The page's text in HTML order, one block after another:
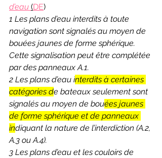
d’eau (DE)
1 Les plans d’eau interdits à toute
navigation sont signalés au moyen de
bouées jaunes de forme sphérique.
Cette signalisation peut être complétée
par des panneaux A.1.
2 Les plans d’eau interdits à certaines
catégories de bateaux seulement sont
signalés au moyen de bouées jaunes
de forme sphérique et de panneaux
indiquant la nature de l’interdiction (A.2,
A.3 ou A.4).
3 Les plans d’eau et les couloirs de